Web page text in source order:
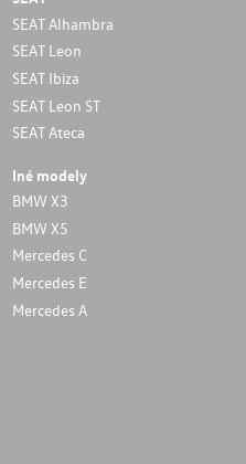
SEAT Alhambra
SEAT Leon
SEAT Ibiza
SEAT Leon ST
SEAT Ateca
Iné modely
BMW X3
BMW X5
Mercedes C
Mercedes E
Mercedes A